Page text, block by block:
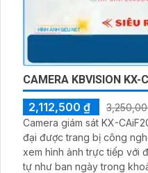
CAMERA KBVISION KX-
2,112,500 ₫
Camera giám sát KX-
đại được trang bị công
xem hình ảnh trực tiếp với
tự như ban ngày trong khoảng cách